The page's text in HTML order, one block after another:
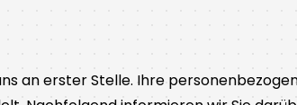
an erster Stelle. Ihre